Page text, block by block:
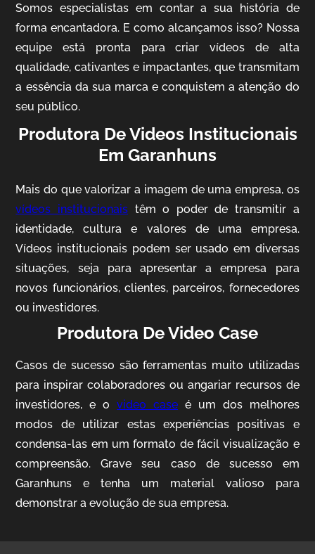
Cobertura de Eventos
Mosaic
Somos especialistas em contar a sua história de
forma encantadora. E como alcançamos isso? Nossa
equipe está pronta para criar vídeos de alta
qualidade, cativantes e impactantes, que transmitam
a essência da sua marca e conquistem a atenção do
seu público.
Produtora De Videos Institucionais
Em Garanhuns
Mais do que valorizar a imagem de uma empresa, os
vídeos institucionais têm o poder de transmitir a
identidade, cultura e valores de uma empresa.
Vídeos institucionais podem ser usado em diversas
situações, seja para apresentar a empresa para
novos funcionários, clientes, parceiros, fornecedores
ou investidores.
Produtora De Video Case
Casos de sucesso são ferramentas muito utilizadas
para inspirar colaboradores ou angariar recursos de
investidores, e ovideo case é um dos melhores
modos de utilizar estas experiências positivas e
condensa-las em um formato de fácil visualização e
compreensão. Grave seu caso de sucesso em
Garanhuns e tenha um material valioso para
demonstrar a evolução de sua empresa.